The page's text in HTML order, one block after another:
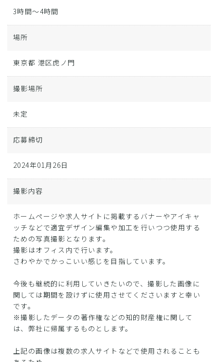
3時間～4時間
場所
東京都 港区虎ノ門
撮影場所
未定
応募締切
2024年01月26日
撮影内容
ホームページや求人サイトに掲載するバナーやアイキャ
ッチなどで適宜デザイン編集や加工を行いつつ使用する
ための写真撮影となります。
撮影はオフィス内で行います。
さわやかでかっこいい感じを目指しています。
今後も継続的に利用していきたいので、撮影した画像に
関しては期間を設けずに使用させてくださいますと幸い
です。
※撮影したデータの著作権などの知的財産権に関して
は、弊社に帰属するものとします。
上記の画像は複数の求人サイトなどで使用されることも